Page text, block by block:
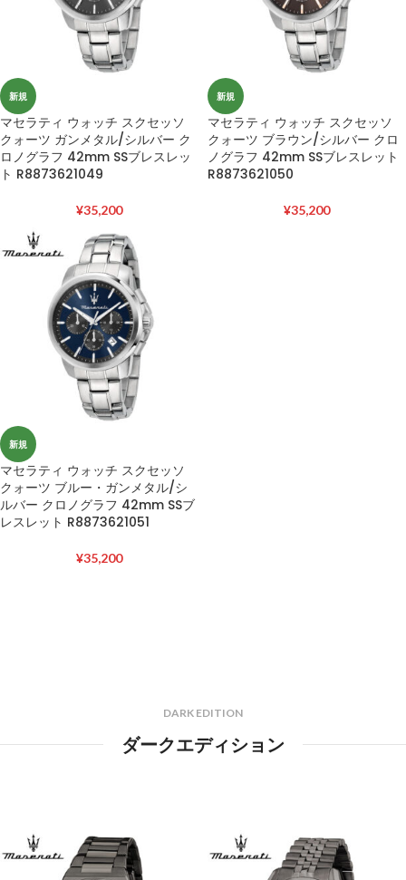
新規
マセラティ ウォッチ スクセッソ
クォーツ ガンメタル/シルバー ク
ロノグラフ 42mm SSブレスレッ
ト R8873621049
¥35,200
新規
マセラティ ウォッチ スクセッソ
クォーツ ブラウン/シルバー クロ
ノグラフ 42mm SSブレスレット
R8873621050
¥35,200
新規
マセラティ ウォッチ スクセッソ
クォーツ ブルー・ガンメタル/シ
ルバー クロノグラフ 42mm SSブ
レスレット R8873621051
¥35,200
DARK EDITION
ダークエディション